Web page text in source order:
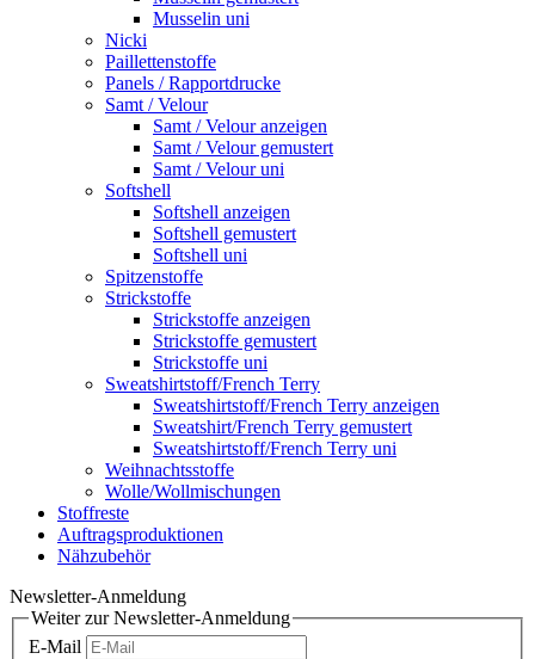
Musselin uni
Nicki
Paillettenstoffe
Panels / Rapportdrucke
Samt / Velour
Samt / Velour anzeigen
Samt / Velour gemustert
Samt / Velour uni
Softshell
Softshell anzeigen
Softshell gemustert
Softshell uni
Spitzenstoffe
Strickstoffe
Strickstoffe anzeigen
Strickstoffe gemustert
Strickstoffe uni
Sweatshirtstoff/French Terry
Sweatshirtstoff/French Terry anzeigen
Sweatshirt/French Terry gemustert
Sweatshirtstoff/French Terry uni
Weihnachtsstoffe
Wolle/Wollmischungen
Stoffreste
Auftragsproduktionen
Nähzubehör
Newsletter-Anmeldung
Weiter zur Newsletter-Anmeldung
E-Mail